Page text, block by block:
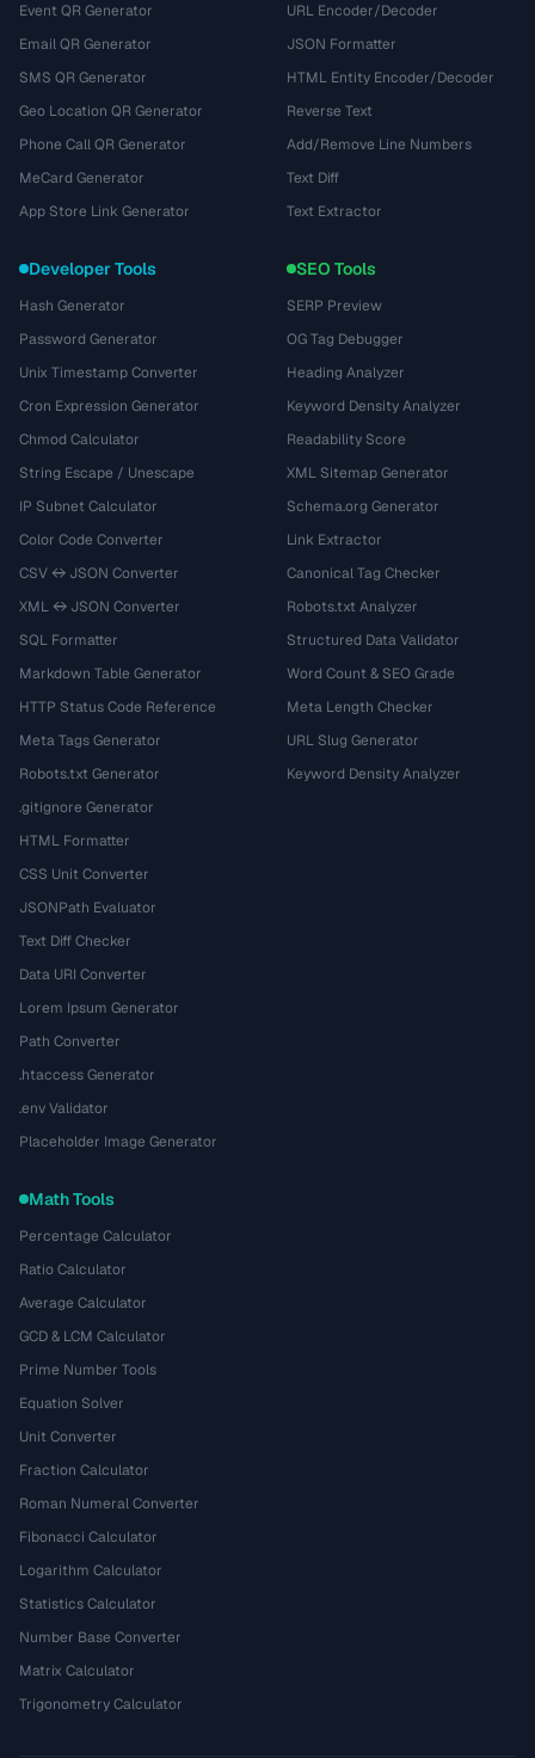
Event QR Generator
Email QR Generator
SMS QR Generator
Geo Location QR Generator
Phone Call QR Generator
MeCard Generator
App Store Link Generator
URL Encoder/Decoder
JSON Formatter
HTML Entity Encoder/Decoder
Reverse Text
Add/Remove Line Numbers
Text Diff
Text Extractor
Developer Tools
Hash Generator
Password Generator
Unix Timestamp Converter
Cron Expression Generator
Chmod Calculator
String Escape / Unescape
IP Subnet Calculator
Color Code Converter
CSV ↔ JSON Converter
XML ↔ JSON Converter
SQL Formatter
Markdown Table Generator
HTTP Status Code Reference
Meta Tags Generator
Robots.txt Generator
.gitignore Generator
HTML Formatter
CSS Unit Converter
JSONPath Evaluator
Text Diff Checker
Data URI Converter
Lorem Ipsum Generator
Path Converter
.htaccess Generator
.env Validator
Placeholder Image Generator
SEO Tools
SERP Preview
OG Tag Debugger
Heading Analyzer
Keyword Density Analyzer
Readability Score
XML Sitemap Generator
Schema.org Generator
Link Extractor
Canonical Tag Checker
Robots.txt Analyzer
Structured Data Validator
Word Count & SEO Grade
Meta Length Checker
URL Slug Generator
Keyword Density Analyzer
Math Tools
Percentage Calculator
Ratio Calculator
Average Calculator
GCD & LCM Calculator
Prime Number Tools
Equation Solver
Unit Converter
Fraction Calculator
Roman Numeral Converter
Fibonacci Calculator
Logarithm Calculator
Statistics Calculator
Number Base Converter
Matrix Calculator
Trigonometry Calculator